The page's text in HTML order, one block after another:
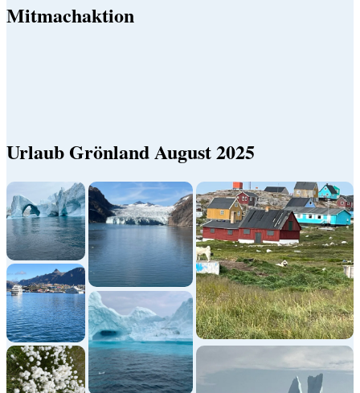
Mitmachaktion
Urlaub Grönland August 2025